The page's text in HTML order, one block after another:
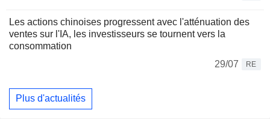
Les actions chinoises progressent avec l'atténuation des
ventes sur l'IA, les investisseurs se tournent vers la
consommation
29/07
RE
Plus d'actualités